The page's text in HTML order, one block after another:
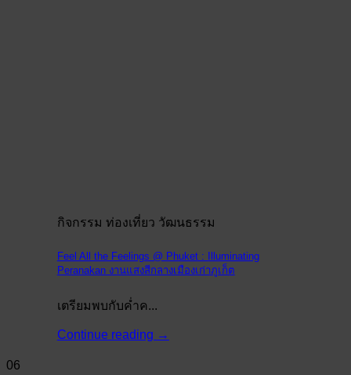
กิจกรรม ท่องเที่ยว วัฒนธรรม
Feel All the Feelings @ Phuket : Illuminating
Peranakan งานแสงสีกลางเมืองเก่าภูเก็ต
เตรียมพบกับค่ำค...
Continue reading →
06